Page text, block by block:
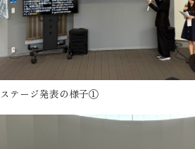
ステージ発表の様子①